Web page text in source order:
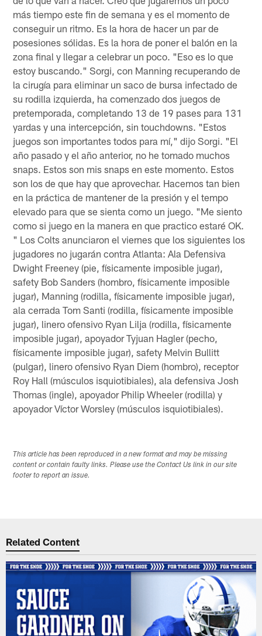
más tiempo este fin de semana y es el momento de
conseguir un ritmo. Es la hora de hacer un par de
posesiones sólidas. Es la hora de poner el balón en la
zona final y llegar a celebrar un poco. "Eso es lo que
estoy buscando." Sorgi, con Manning recuperando de
la cirugía para eliminar un saco de bursa infectado de
su rodilla izquierda, ha comenzado dos juegos de
pretemporada, completando 13 de 19 pases para 131
yardas y una intercepción, sin touchdowns. "Estos
juegos son importantes todos para mí," dijo Sorgi. "El
año pasado y el año anterior, no he tomado muchos
snaps. Estos son mis snaps en este momento. Estos
son los de que hay que aprovechar. Hacemos tan bien
en la práctica de mantener de la presión y el tempo
elevado para que se sienta como un juego. "Me siento
como si juego en la manera en que practico estaré OK.
" Los Colts anunciaron el viernes que los siguientes los
jugadores no jugarán contra Atlanta: Ala Defensiva
Dwight Freeney (pie, físicamente imposible jugar),
safety Bob Sanders (hombro, físicamente imposible
jugar), Manning (rodilla, físicamente imposible jugar),
ala cerrada Tom Santi (rodilla, físicamente imposible
jugar), linero ofensivo Ryan Lilja (rodilla, físicamente
imposible jugar), apoyador Tyjuan Hagler (pecho,
físicamente imposible jugar), safety Melvin Bullitt
(pulgar), linero ofensivo Ryan Diem (hombro), receptor
Roy Hall (músculos isquiotibiales), ala defensiva Josh
Thomas (ingle), apoyador Philip Wheeler (rodilla) y
apoyador Víctor Worsley (músculos isquiotibiales).
This article has been reproduced in a new format and may be missing
content or contain faulty links. Please use the Contact Us link in our site
footer to report an issue.
Related Content